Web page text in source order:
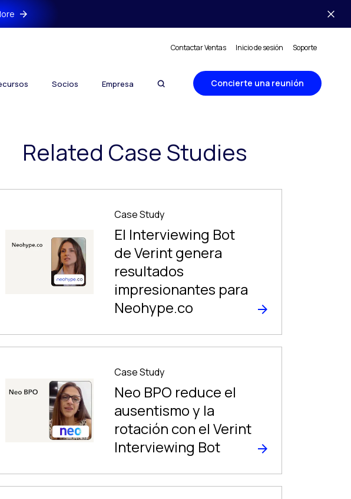
Contactar Ventas Inicio de sesión Soporte
Socios Empresa Concierte una reunión
Related Case Studies
Case Study
El Interviewing Bot
de Verint genera
resultados
impresionantes para
Neohype.co
Case Study
Neo BPO reduce el
ausentismo y la
rotación con el Verint
Interviewing Bot